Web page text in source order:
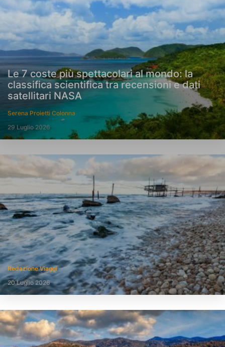
Le 7 coste più spettacolari al mondo: la
classifica scientifica tra recensioni e dati
satellitari NASA
Serena Proietti Colonna
29 Luglio 2026
Redazione Viaggi
20 Luglio 2026